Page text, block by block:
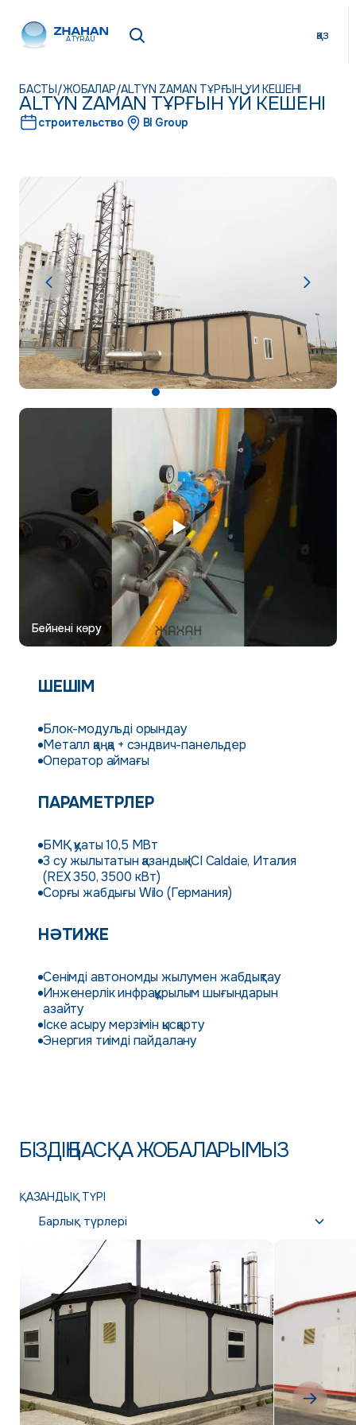
ATYRAU қаз
БАСТЫ/ЖОБАЛАР/ALTYN ZAMAN ТҰРҒЫН ҮЙ КЕШЕНІ
ALTYN ZAMAN ТҰРҒЫН ҮЙ КЕШЕНІ
строительство BI Group
ШЕШІМ
Блок-модульді орындау
Металл қаңқа + сэндвич-панельдер
Оператор аймағы
ПАРАМЕТРЛЕР
БМҚ қуаты 10,5 МВт
3 су жылытатын қазандық ICI Caldaie, Италия
(REX 350, 3500 кВт)
Сорғы жабдығы Wilo (Германия)
НӘТИЖЕ
Сенімді автономды жылумен жабдықтау
Инженерлік инфрақұрылым шығындарын
азайту
Іске асыру мерзімін қысқарту
Энергия тиімді пайдалану
Бейнені көру
БІЗДІҢ БАСҚА ЖОБАЛАРЫМЫЗ
ҚАЗАНДЫҚ ТҮРІ